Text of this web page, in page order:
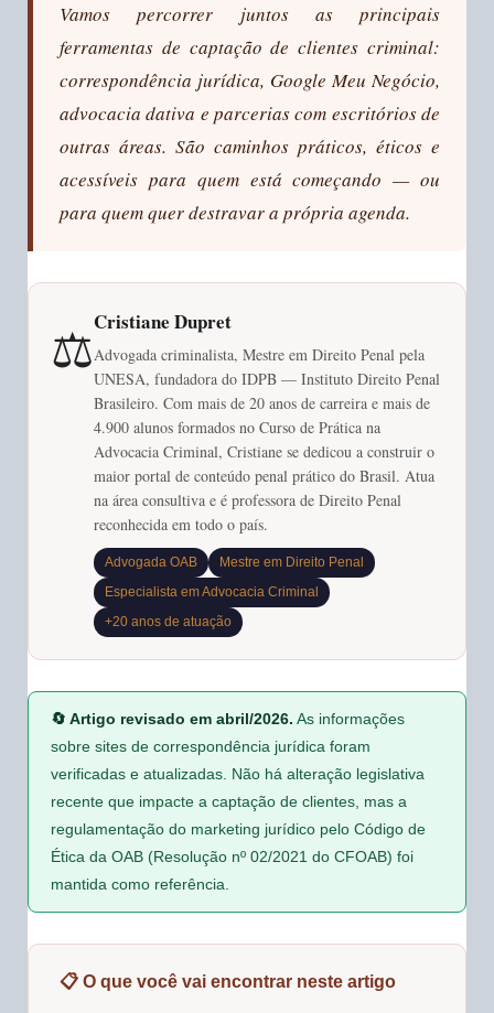
Vamos percorrer juntos as principais
ferramentas de captação de clientes criminal:
correspondência jurídica, Google Meu Negócio,
advocacia dativa e parcerias com escritórios de
outras áreas. São caminhos práticos, éticos e
acessíveis para quem está começando — ou
para quem quer destravar a própria agenda.
⚖️Cristiane Dupret
Advogada criminalista, Mestre em Direito Penal pela
UNESA, fundadora do IDPB — Instituto Direito Penal
Brasileiro. Com mais de 20 anos de carreira e mais de
4.900 alunos formados no Curso de Prática na
Advocacia Criminal, Cristiane se dedicou a construir o
maior portal de conteúdo penal prático do Brasil. Atua
na área consultiva e é professora de Direito Penal
reconhecida em todo o país.
Advogada OAB
Mestre em Direito Penal
Especialista em Advocacia Criminal
+20 anos de atuação
🔄 Artigo revisado em abril/2026. As informações
sobre sites de correspondência jurídica foram
verificadas e atualizadas. Não há alteração legislativa
recente que impacte a captação de clientes, mas a
regulamentação do marketing jurídico pelo Código de
Ética da OAB (Resolução nº 02/2021 do CFOAB) foi
mantida como referência.
📋 O que você vai encontrar neste artigo